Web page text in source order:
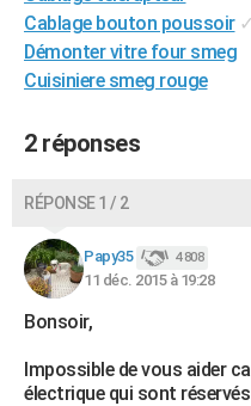
Dictionnaire
Biographies
Citations
Expressions
Proverbes
PROGRAMME TV
COPAINS D'AVANT
Bricolage
Lifestyle
Culture
Sport
Auto
Television
Voyage
Cinema
Cablage bouton poussoir ✓
Démonter vitre four smeg
Cuisiniere smeg rouge
2 réponses
RÉPONSE 1 / 2
Papy35 4 808
11 déc. 2015 à 19:28
Bonsoir,
Impossible de vous aider
électrique qui sont réservés